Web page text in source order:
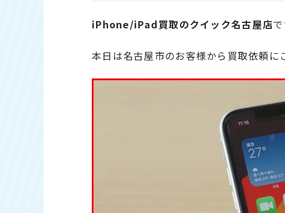
iPhone/iPad買取のクイック名古屋店で
本日は名古屋市のお客様から買取依頼に